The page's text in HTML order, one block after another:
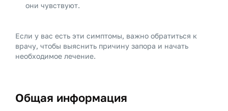
они чувствуют.
Если у вас есть эти симптомы, важно обратиться к
врачу, чтобы выяснить причину запора и начать
необходимое лечение.
Общая информация